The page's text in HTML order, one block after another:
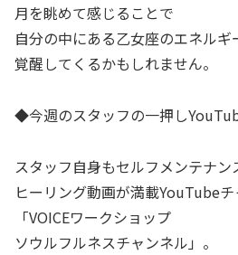
月を眺めて感じることで
自分の中にある乙女座のエネルギ
覚醒してくるかもしれません。
◆今週のスタッフの一押し
スタッフ自身もセルフメンテナン
ヒーリング動画が満載YouTube
「VOICEワークショップ
ソウルフルネスチャンネル」。